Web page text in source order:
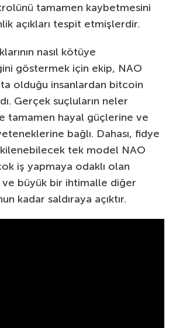
tamamen kaybetmesini
açıkları tespit etmişlerdir.
nasıl kötüye
göstermek için ekip, NAO
olduğu insanlardan bitcoin
Gerçek suçluların neler
tamamen hayal güçlerine ve
bağlı. Dahası, fidye
tek model NAO
iş yapmaya odaklı olan
büyük bir ihtimalle diğer
kadar saldıraya açıktır.